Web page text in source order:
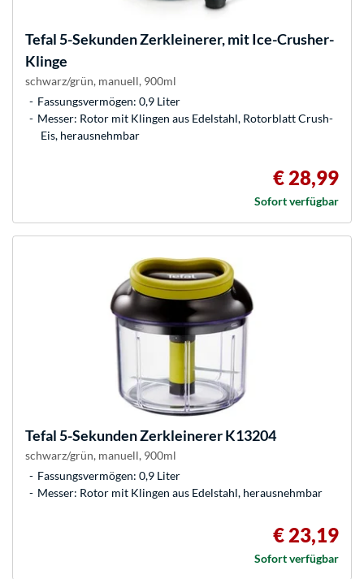
Tefal5-Sekunden Zerkleinerer, mit Ice-Crusher-
Klinge
schwarz/grün, manuell, 900ml
Fassungsvermögen: 0,9 Liter
Messer: Rotor mit Klingen aus Edelstahl, Rotorblatt Crush-
Eis, herausnehmbar
€ 28,99
Sofort verfügbar
Tefal5-Sekunden Zerkleinerer K13204
schwarz/grün, manuell, 900ml
Fassungsvermögen: 0,9 Liter
Messer: Rotor mit Klingen aus Edelstahl, herausnehmbar
€ 23,19
Sofort verfügbar